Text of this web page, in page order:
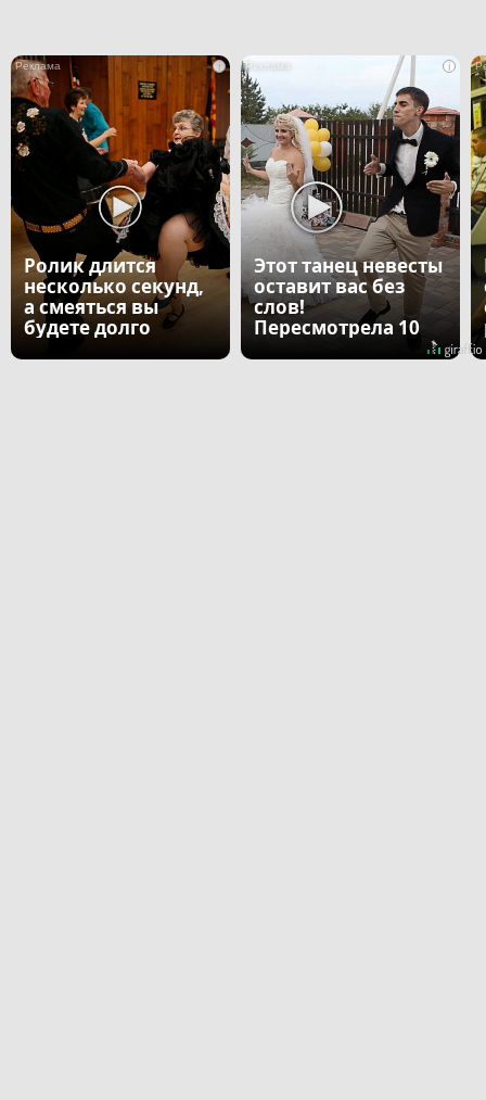
i
Ролик длится
несколько секунд,
а смеяться вы
будете долго
i
Этот танец невесты
оставит вас без
слов!
Пересмотрела 10